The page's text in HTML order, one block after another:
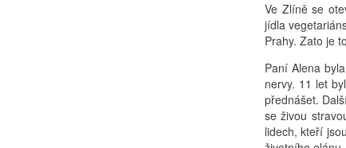
Ve Zlíně se
jídla
Prahy. Zato je
Paní Alena
nervy. 11 let
přednášet.
se živou
lidech, kteří